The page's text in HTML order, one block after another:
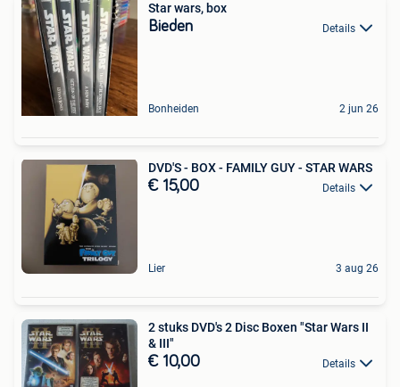
Star wars, box
Bieden Details
Bonheiden 2 jun 26
DVD'S - BOX - FAMILY GUY - STAR WARS
€ 15,00 Details
Lier 3 aug 26
2 stuks DVD's 2 Disc Boxen "Star Wars II
& III"
€ 10,00 Details